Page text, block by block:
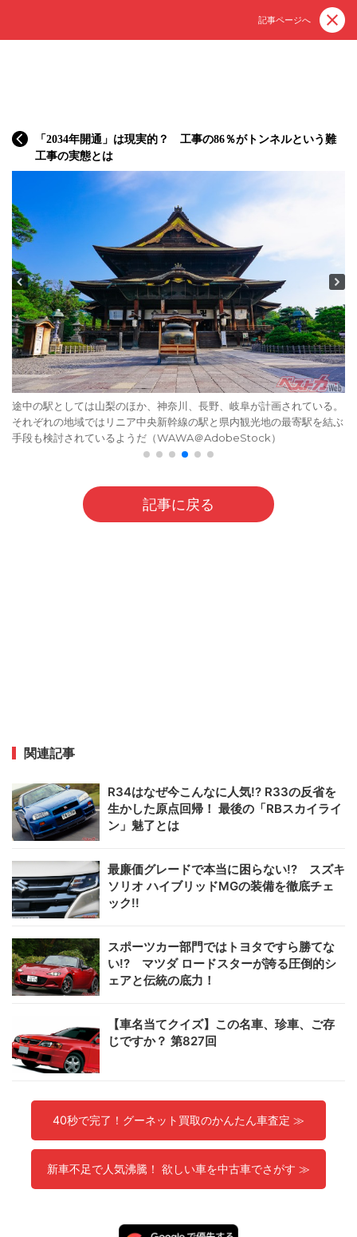
記事ページへ
「2034年開通」は現実的？ 工事の86％がトンネルという難
工事の実態とは
途中の駅としては山梨のほか、神奈川、長野、岐阜が計画されている。
それぞれの地域ではリニア中央新幹線の駅と県内観光地の最寄駅を結ぶ
手段も検討されているようだ（WAWA＠AdobeStock）
記事に戻る
関連記事
R34はなぜ今こんなに人気!? R33の反省を
生かした原点回帰！ 最後の「RBスカイライ
ン」魅了とは
最廉価グレードで本当に困らない!? スズキ
ソリオ ハイブリッドMGの装備を徹底チェ
ック!!
スポーツカー部門ではトヨタですら勝てな
い!? マツダ ロードスターが誇る圧倒的シ
ェアと伝統の底力！
【車名当てクイズ】この名車、珍車、ご存
じですか？ 第827回
40秒で完了！グーネット買取のかんたん車査定 ≫
新車不足で人気沸騰！ 欲しい車を中古車でさがす ≫